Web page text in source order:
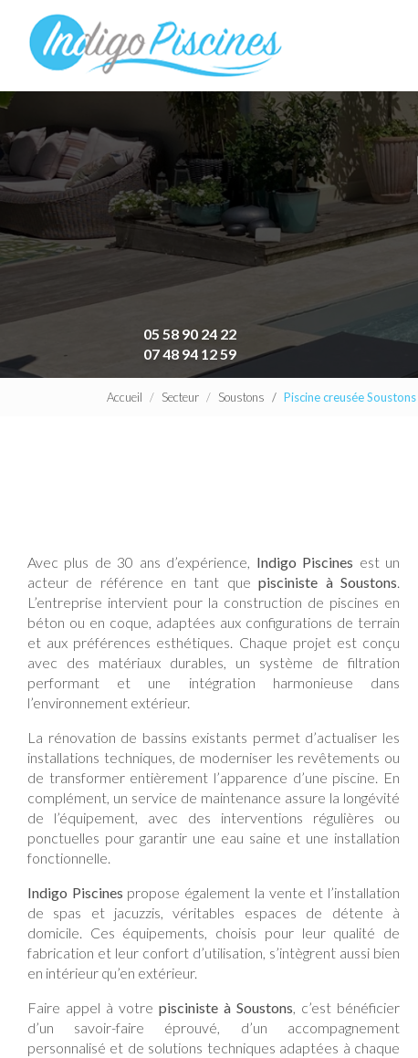
contenu
principal
05 58 90 24 22
07 48 94 12 59
Accueil Secteur Soustons Piscine creusée Soustons
Avec plus de 30 ans d’expérience, Indigo Piscines est un
acteur de référence en tant quepisciniste à Soustons.
L’entreprise intervient pour la construction de piscines en
béton ou en coque, adaptées aux configurations de terrain
et aux préférences esthétiques. Chaque projet est conçu
avec des matériaux durables, un système de filtration
performant et une intégration harmonieuse dans
l’environnement extérieur.
La rénovation de bassins existants permet d’actualiser les
installations techniques, de moderniser les revêtements ou
de transformer entièrement l’apparence d’une piscine. En
complément, un service de maintenance assure la longévité
de l’équipement, avec des interventions régulières ou
ponctuelles pour garantir une eau saine et une installation
fonctionnelle.
Indigo Piscines propose également la vente et l’installation
de spas et jacuzzis, véritables espaces de détente à
domicile. Ces équipements, choisis pour leur qualité de
fabrication et leur confort d’utilisation, s’intègrent aussi bien
en intérieur qu’en extérieur.
Faire appel à votre pisciniste à Soustons, c’est bénéficier
d’un savoir-faire éprouvé, d’un accompagnement
personnalisé et de solutions techniques adaptées à chaque